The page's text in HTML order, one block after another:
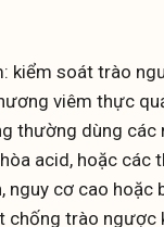
kiểm soát trào
viêm thực
thường dùng
acid, hoặc các
cơ cao hoặc
chống trào ngược